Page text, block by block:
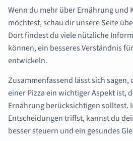
Wenn du mehr über Ernährung und
möchtest, schau dir unsere Seite
Dort findest du viele nützliche
können, ein besseres Verständnis
entwickeln.
Zusammenfassend lässt sich
einer Pizza ein wichtiger Aspekt ist,
Ernährung berücksichtigen solltest.
Entscheidungen triffst, kannst du
besser steuern und ein gesundes